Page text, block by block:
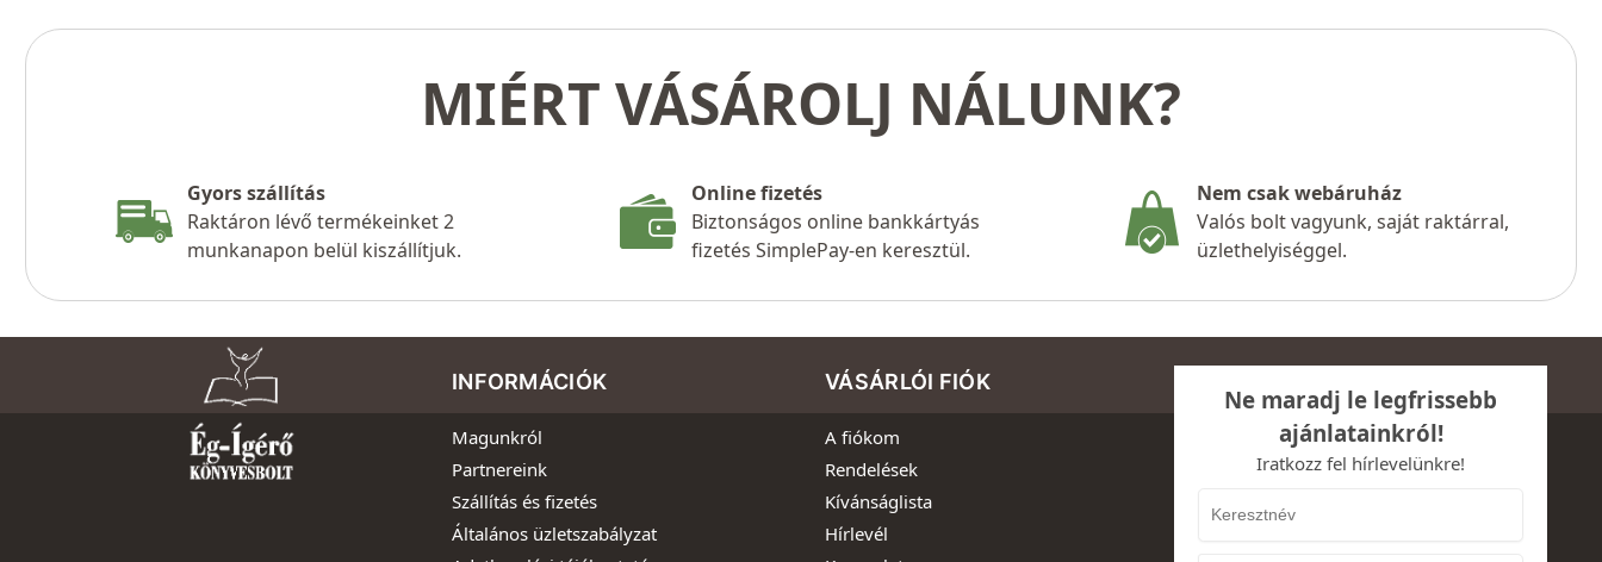
MIÉRT VÁSÁROLJ NÁLUNK?
Gyors szállítás
Raktáron lévő termékeinket 2
munkanapon belül kiszállítjuk.
Online fizetés
Biztonságos online bankkártyás
fizetés SimplePay-en keresztül.
Nem csak webáruház
Valós bolt vagyunk, saját raktárral,
üzlethelyiséggel.
INFORMÁCIÓK
Magunkról
Partnereink
Szállítás és fizetés
Általános üzletszabályzat
VÁSÁRLÓI FIÓK
A fiókom
Rendelések
Kívánságlista
Hírlevél
Ne maradj le legfrissebb
ajánlatainkról!
Iratkozz fel hírlevelünkre!